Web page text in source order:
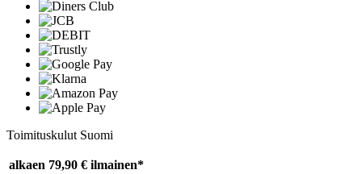
Toimituskulut Suomi
alkaen 79,90 € ilmainen*